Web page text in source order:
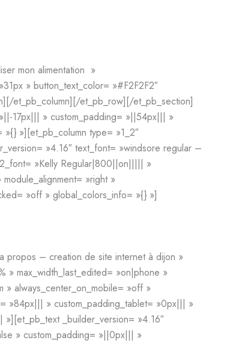
mon alimentation »
» button_text_color= »#F2F2F2″
et_pb_column][/et_pb_row][/et_pb_section]
17px||| » custom_padding= »||54px||| »
»][et_pb_column type= »1_2″
»4.16″ text_font= »windsore regular –
»Kelly Regular|800||on||||| »
»right »
»off » global_colors_info= »{} »]
propos – creation de site internet à dijon »
» max_width_last_edited= »on|phone »
» always_center_on_mobile= »off »
»84px||| » custom_padding_tablet= »0px||| »
_builder_version= »4.16″
» custom_padding= »||0px||| »